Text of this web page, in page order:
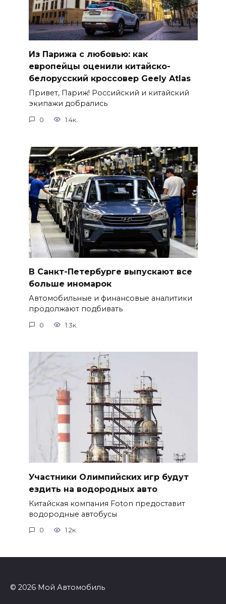
Из Парижа с любовью: как
европейцы оценили китайско-
белорусский кроссовер Geely Atlas
Привет, Париж! Российский и китайский
экипажи добрались
0 1.4к.
В Санкт-Петербурге выпускают все
больше иномарок
Автомобильные и финансовые аналитики
продолжают подбивать
0 1.3к.
Участники Олимпийских игр будут
ездить на водородных авто
Китайская компания Foton предоставит
водородные автобусы
0 1.2к.
© 2026 Мой Автомобиль